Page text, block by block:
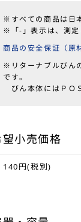
※すべての商品は日
※「-」表示は、測定
商品の安全保証（原
※リターナブルびん
です。
びん本体にはＰＯ
望小売価格
140円(税別)